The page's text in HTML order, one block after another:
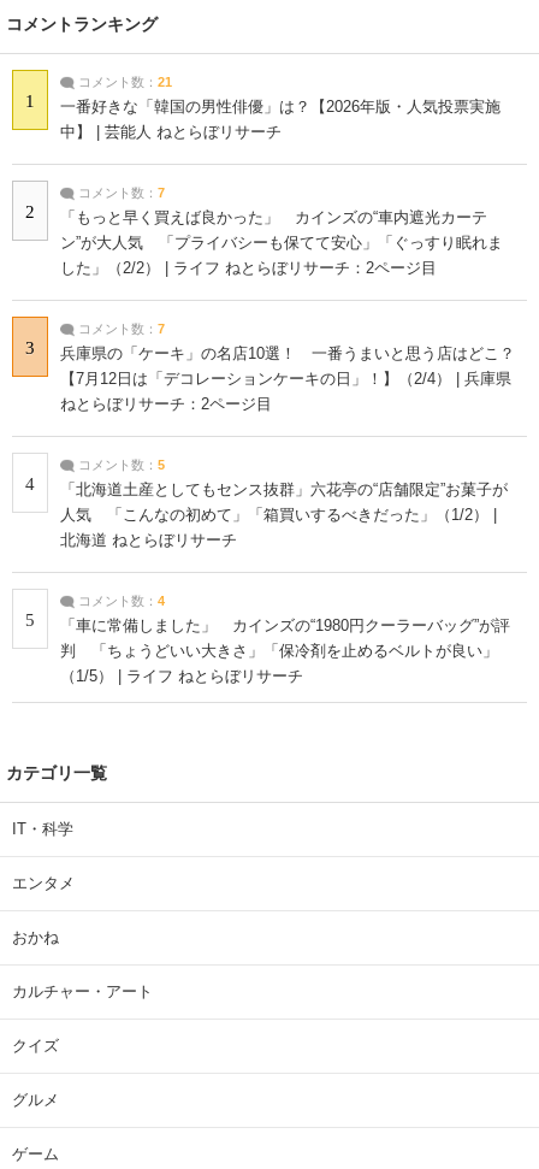
コメントランキング
1
コメント数： 21
一番好きな「韓国の男性俳優」は？【2026年版・人気投票実施
中】 | 芸能人 ねとらぼリサーチ
2
コメント数： 7
「もっと早く買えば良かった」 カインズの“車内遮光カーテ
ン”が大人気 「プライバシーも保てて安心」「ぐっすり眠れま
した」（2/2） | ライフ ねとらぼリサーチ：2ページ目
3
コメント数： 7
兵庫県の「ケーキ」の名店10選！ 一番うまいと思う店はどこ？
【7月12日は「デコレーションケーキの日」！】（2/4） | 兵庫県
ねとらぼリサーチ：2ページ目
4
コメント数： 5
「北海道土産としてもセンス抜群」六花亭の“店舗限定”お菓子が
人気 「こんなの初めて」「箱買いするべきだった」（1/2） |
北海道 ねとらぼリサーチ
5
コメント数： 4
「車に常備しました」 カインズの“1980円クーラーバッグ”が評
判 「ちょうどいい大きさ」「保冷剤を止めるベルトが良い」
（1/5） | ライフ ねとらぼリサーチ
カテゴリ一覧
IT・科学
エンタメ
おかね
カルチャー・アート
クイズ
グルメ
ゲーム